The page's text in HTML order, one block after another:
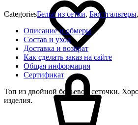
CategoriesБелье из сетки, Бюстгальтеры,
Описание и обмеры
Состав и уход
Доставка и возврат
Как сделать заказ на сайте
Общая информация
Сертификат
Топ из двойной бельевой сеточки.
изделия.